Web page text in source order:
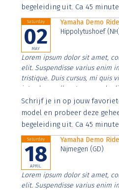
begeleiding uit. Ca 45
Saturday
02
MAY
Yamaha Demo
Hippolytushoef
Lorem ipsum dolor sit amet,
elit. Suspendisse varius enim
tristique. Duis cursus, mi quis
interdum nulla, ut commodo
Aenean faucibus nibh et justo
imperdiet. Nunc ut sem vitae
Schrijf je in op jouw
model en probeer deze
begeleiding uit. Ca 45
Saturday
18
APRIL
Yamaha Demo
Nijmegen (GD)
Lorem ipsum dolor sit amet,
elit. Suspendisse varius enim